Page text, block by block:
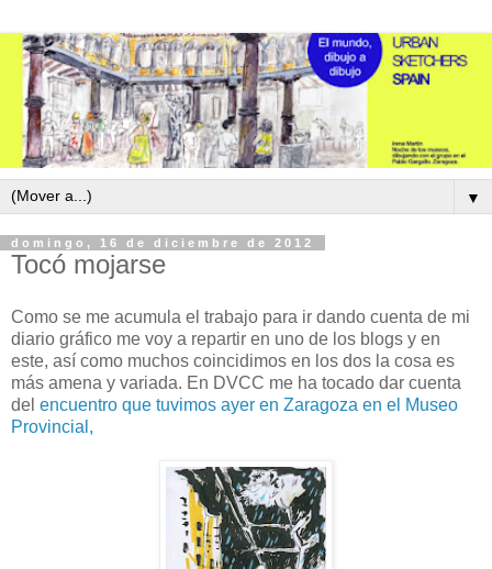
▼
domingo, 16 de diciembre de 2012
Tocó mojarse
Como se me acumula el trabajo para ir dando cuenta de mi
diario gráfico me voy a repartir en uno de los blogs y en
este, así como muchos coincidimos en los dos la cosa es
más amena y variada. En DVCC me ha tocado dar cuenta
del encuentro que tuvimos ayer en Zaragoza en el Museo
Provincial,